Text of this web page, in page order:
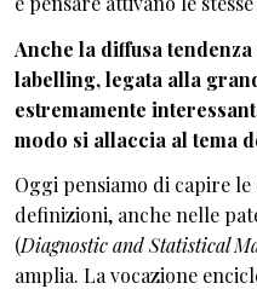
Anche la diffusa
labelling, legata alla
estremamente
modo si allaccia al tema
Oggi pensiamo di capire
definizioni, anche nelle
(Diagnostic and Statistical
amplia. La vocazione